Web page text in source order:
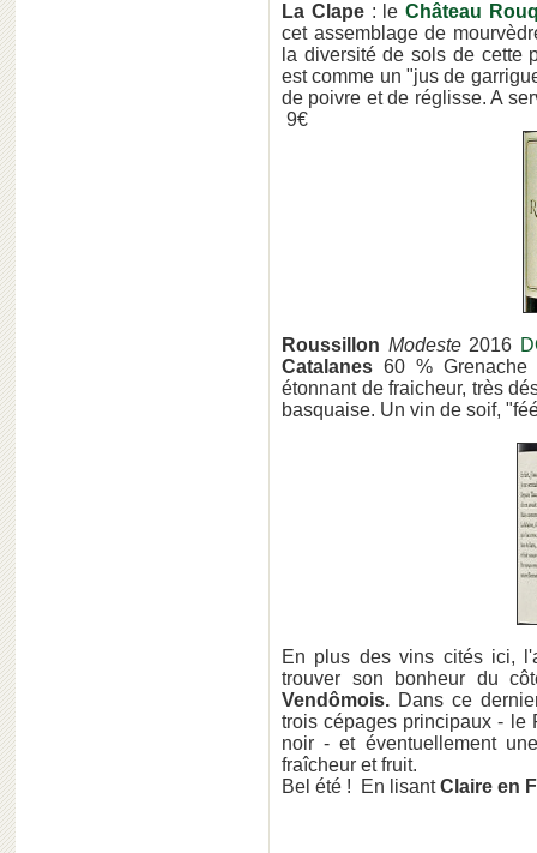
La Clape: leChâteau
cet assemblage de
la diversité de sols de cette
est comme un "jus de
de poivre et de réglisse. A
9€
Roussillon Modeste2016
Catalanes 60 %
étonnant de fraicheur, très
basquaise. Un vin de soif,
En plus des vins cités ici,
trouver son bonheur du
Vendômois. Dans ce
trois cépages principaux - le
noir - et éventuellement
fraîcheur et fruit.
Bel été ! En lisantClaire en